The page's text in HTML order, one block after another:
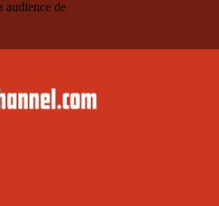
audience de